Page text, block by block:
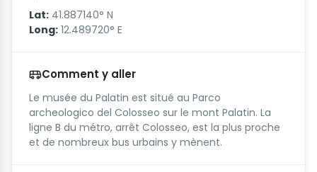
Lat: 41.887140° N
Long: 12.489720° E
Comment y aller
Le musée du Palatin est situé au Parco
archeologico del Colosseo sur le mont Palatin. La
ligne B du métro, arrêt Colosseo, est la plus proche
et de nombreux bus urbains y mènent.